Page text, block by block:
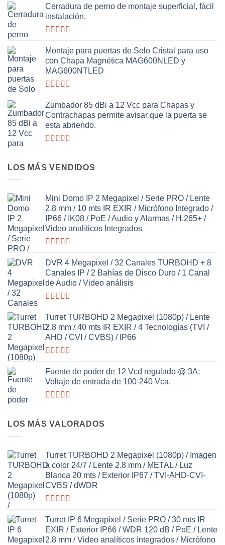
con
2.51
de 5
Cerradura de perno de montaje superficial, fácil
instalación.
con
2.63
de 5
Montaje para puertas de Solo Cristal para uso
con Chapa Magnética MAG600NLED y
MAG600NTLED
con
2.50
de 5
Zumbador 85 dBi a 12 Vcc para Chapas y
Contrachapas permite avisar que la puerta se
esta abriendo.
2.63
LOS MÁS VENDIDOS
Mini Domo IP 2 Megapixel / Serie PRO / Lente
2.8 mm / 10 mts IR EXIR / Micrófono Integrado /
IP66 / IK08 / PoE / Audio y Alarmas / H.265+ /
Video analíticos Integrados
con
2.58
de 5
DVR 4 Megapixel / 32 Canales TURBOHD + 8
Canales IP / 2 Bahías de Disco Duro / 1 Canal
de Audio / Video análisis
con
2.65
de 5
Turret TURBOHD 2 Megapixel (1080p) / Lente
2.8 mm / 40 mts IR EXIR / 4 Tecnologías (TVI /
AHD / CVI / CVBS) / IP66
con
2.97de
5
Fuente de poder de 12 Vcd regulado @ 3A;
Voltaje de entrada de 100-240 Vca.
2.64
LOS MÁS VALORADOS
Turret TURBOHD 2 Megapixel (1080p) / Imagen
a color 24/7 / Lente 2.8 mm / METAL / Luz
Blanca 20 mts / Exterior IP67 / TVI-AHD-CVI-
CVBS / dWDR
con3.63
de 5
Turret IP 6 Megapixel / Serie PRO / 30 mts IR
EXIR / Exterior IP66 / WDR 120 dB / PoE / Lente
2.8 mm / Video analíticos Integrados / Micrófono